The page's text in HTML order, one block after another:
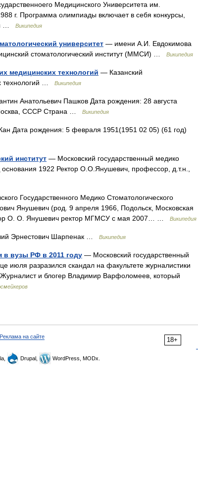
Медицинского Университета им.
г. Программа олимпиады включает в себя конкурсы,
…
Википедия
университет — имени А.И. Евдокимова
стоматологический институт (ММСИ) …
Википедия
медицинских технологий — Казанский
технологий …
Википедия
Анатольевич Пашков Дата рождения: 28 августа
СССР Страна …
Википедия
Дата рождения: 5 февраля 1951(1951 02 05) (61 год)
институт — Московский государственный медико
1922 Ректор О.О.Янушевич, профессор, д.т.н.,
Государственного Медико Стоматологического
Янушевич (род. 9 апреля 1966, Подольск, Московская
О. О. Янушевич ректор МГМСУ с мая 2007… …
Википедия
Эрнестович Шарпенак … Википедия
в вузы РФ в 2011 году — Московский государственный
разразился скандал на факультете журналистики
Журналист и блогер Владимир Варфоломеев, который
18+
Реклама на сайте
Drupal, WordPress, MODx.